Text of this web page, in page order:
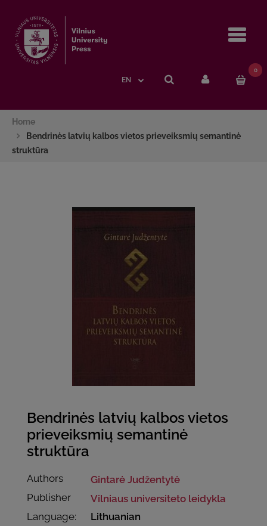
EN
0
Home
Bendrinės latvių kalbos vietos prieveiksmių semantinė
struktūra
Bendrinės latvių kalbos vietos
prieveiksmių semantinė
struktūra
Authors
Gintarė Judžentytė
Publisher
Vilniaus universiteto leidykla
Language:
Lithuanian